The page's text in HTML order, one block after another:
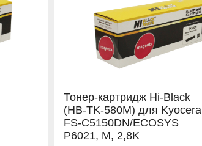
Тонер-картридж Hi-Black
(HB-TK-580M) для Kyocera
FS-C5150DN/ECOSYS
P6021, M, 2,8K